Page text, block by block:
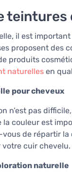
teintures
il est
proposent des
produits
naturelles en
pour cheveux
n’est pas
couleur est
de répartir
votre cuir chevelu.
naturelle